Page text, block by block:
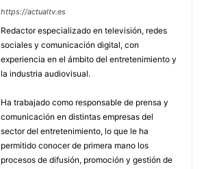
https://actualtv.es
Redactor especializado en televisión, redes
sociales y comunicación digital, con
experiencia en el ámbito del entretenimiento y
la industria audiovisual.
Ha trabajado como responsable de prensa y
comunicación en distintas empresas del
sector del entretenimiento, lo que le ha
permitido conocer de primera mano los
procesos de difusión, promoción y gestión de